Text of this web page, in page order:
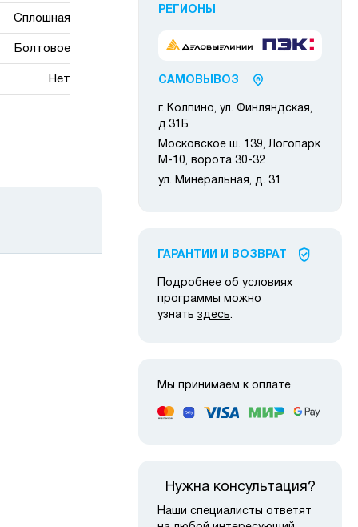
Сплошная
Болтовое
Нет
РЕГИОНЫ
САМОВЫВОЗ
г. Колпино, ул. Финляндская,
д.31Б
Московское ш. 139, Логопарк
М-10, ворота 30-32
ул. Минеральная, д. 31
ГАРАНТИИ И ВОЗВРАТ
Подробнее об условиях
программы можно
узнать здесь.
Мы принимаем к оплате
Нужна консультация?
Наши специалисты ответят